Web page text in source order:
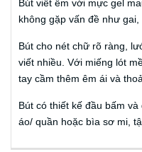
Bút viết êm với mực gel
không gặp vấn đề như
Bút cho nét chữ rõ ràng,
viết nhiều. Với miếng lót
tay cầm thêm êm ái và
Bút có thiết kế đầu bấm
áo/ quần hoặc bìa sơ mi,